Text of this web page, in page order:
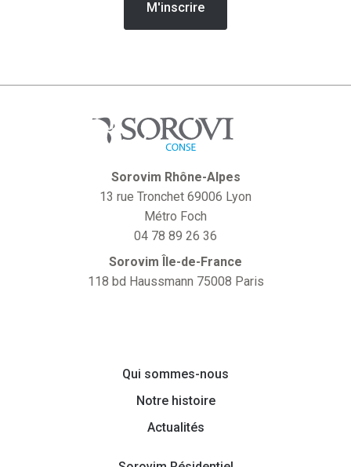
Sorovim Rhône-Alpes
13 rue Tronchet 69006 Lyon
Métro Foch
04 78 89 26 36
Sorovim Île-de-France
118 bd Haussmann 75008 Paris
Qui sommes-nous
Notre histoire
Actualités